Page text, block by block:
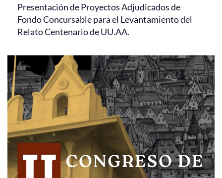
Presentación de Proyectos Adjudicados de
Fondo Concursable para el Levantamiento del
Relato Centenario de UU.AA.